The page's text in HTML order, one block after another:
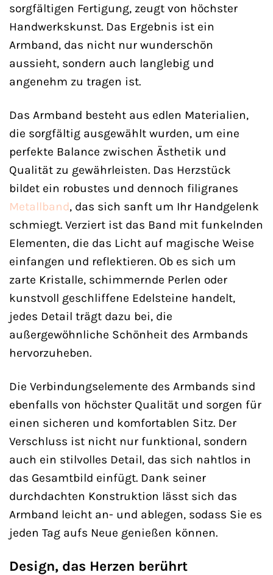
sorgfältigen Fertigung, zeugt von höchster
Handwerkskunst. Das Ergebnis ist ein
Armband, das nicht nur wunderschön
aussieht, sondern auch langlebig und
angenehm zu tragen ist.
Das Armband besteht aus edlen Materialien,
die sorgfältig ausgewählt wurden, um eine
perfekte Balance zwischen Ästhetik und
Qualität zu gewährleisten. Das Herzstück
bildet ein robustes und dennoch filigranes
Metallband, das sich sanft um Ihr Handgelenk
schmiegt. Verziert ist das Band mit funkelnden
Elementen, die das Licht auf magische Weise
einfangen und reflektieren. Ob es sich um
zarte Kristalle, schimmernde Perlen oder
kunstvoll geschliffene Edelsteine handelt,
jedes Detail trägt dazu bei, die
außergewöhnliche Schönheit des Armbands
hervorzuheben.
Die Verbindungselemente des Armbands sind
ebenfalls von höchster Qualität und sorgen für
einen sicheren und komfortablen Sitz. Der
Verschluss ist nicht nur funktional, sondern
auch ein stilvolles Detail, das sich nahtlos in
das Gesamtbild einfügt. Dank seiner
durchdachten Konstruktion lässt sich das
Armband leicht an- und ablegen, sodass Sie es
jeden Tag aufs Neue genießen können.
Design, das Herzen berührt